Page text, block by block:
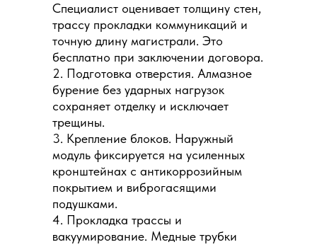
Специалист оценивает толщину стен,
трассу прокладки коммуникаций и
точную длину магистрали. Это
бесплатно при заключении договора.
2. Подготовка отверстия. Алмазное
бурение без ударных нагрузок
сохраняет отделку и исключает
трещины.
3. Крепление блоков. Наружный
модуль фиксируется на усиленных
кронштейнах с антикоррозийным
покрытием и виброгасящими
подушками.
4. Прокладка трассы и
вакуумирование. Медные трубки